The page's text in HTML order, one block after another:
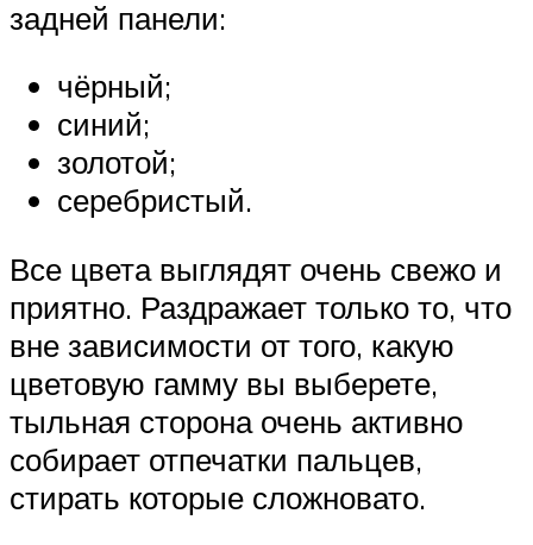
задней панели:
чёрный;
синий;
золотой;
серебристый.
Все цвета выглядят очень свежо и
приятно. Раздражает только то, что
вне зависимости от того, какую
цветовую гамму вы выберете,
тыльная сторона очень активно
собирает отпечатки пальцев,
стирать которые сложновато.